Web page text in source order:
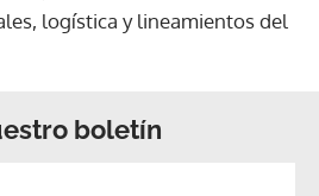
logística y lineamientos del
boletín